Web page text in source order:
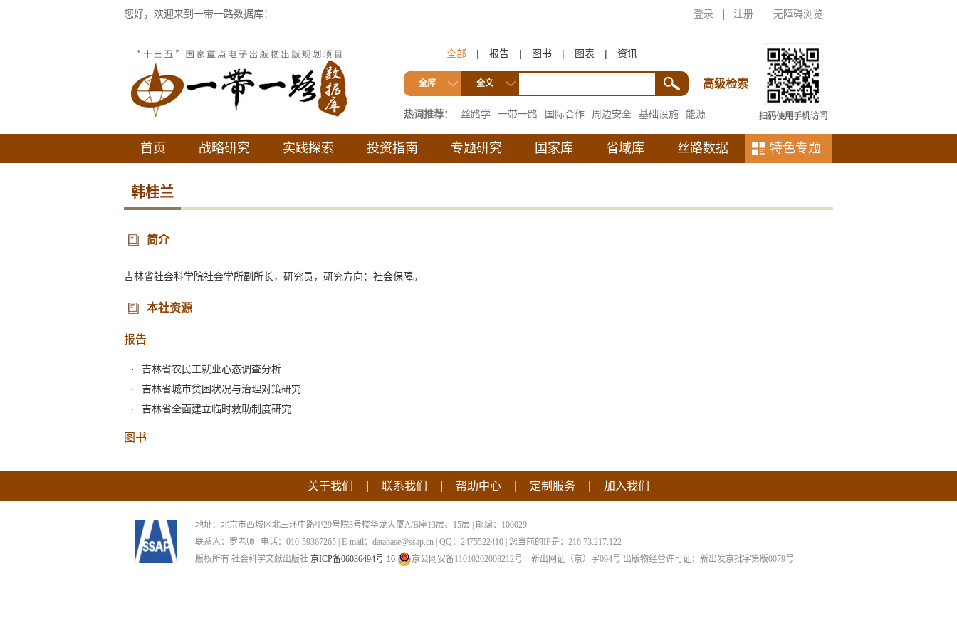
登录 注册 无障碍浏览
您好，欢迎来到一带一路数据库！
全部 | 报告 | 图书 | 图表 | 资讯
全库 全文 高级检索
热词推荐： 丝路学 一带一路 国际合作 周边安全 基础设施
能源
互联互通
首页 战略研究 实践探索 投资指南 专题研究 国家库 省域库 丝路数据 特色专题
韩桂兰
简介
吉林省社会科学院社会学所副所长，研究员，研究方向：社会保障。
本社资源
报告
吉林省农民工就业心态调查分析
吉林省城市贫困状况与治理对策研究
吉林省全面建立临时救助制度研究
图书
关于我们 联系我们 帮助中心 定制服务 加入我们
地址：北京市西城区北三环中路甲29号院3号楼华龙大厦A/B座13层、15层 | 邮编：100029
联系人：罗老师 | 电话：010-59367265 | E-mail：database@ssap.cn | QQ：2475522410 | 您当前的IP是： 216.73.217.122
版权所有 社会科学文献出版社 京ICP备06036494号-16 京公网安备11010202008212号 新出网证（京）字094号 出版物经营许可证：新出发京批字第版0079号